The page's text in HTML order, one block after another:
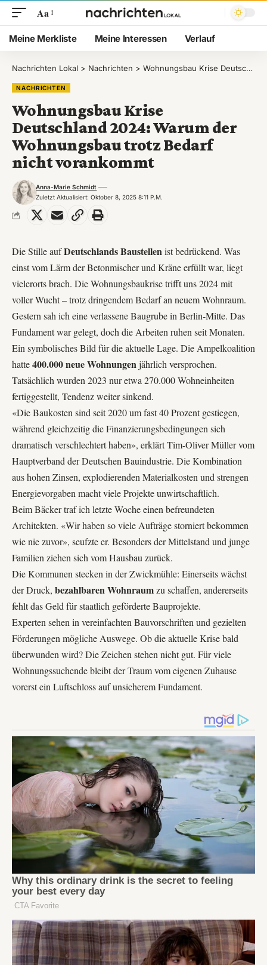
Aa
Meine Merkliste Meine Interessen Verlauf
Nachrichten Lokal > Nachrichten > Wohnungsbau Krise Deutschland 2024: Warum der Wohnungsbau trotz Bedarf nicht vorankommt
NACHRICHTEN
Wohnungsbau Krise
Deutschland 2024: Warum der
Wohnungsbau trotz Bedarf
nicht vorankommt
Zuletzt Aktualisiert: Oktober 8, 2025 8:11 P.m.
Anna-Marie Schmidt
Die Stille aufDeutschlands Baustellenist bedrückend. Was
einst vom Lärm der Betonmischer und Kräne erfüllt war, liegt
vielerorts brach. Die Wohnungsbaukrise trifft uns 2024 mit
voller Wucht – trotz dringendem Bedarf an neuem Wohnraum.
Gestern sah ich eine verlassene Baugrube in Berlin-Mitte. Das
Fundament war gelegt, doch die Arbeiten ruhen seit Monaten.
Ein symbolisches Bild für die aktuelle Lage. Die Ampelkoalition
hatte400.000 neue Wohnungenjährlich versprochen.
Tatsächlich wurden 2023 nur etwa 270.000 Wohneinheiten
fertiggestellt, Tendenz weiter sinkend.
«Die Baukosten sind seit 2020 um fast 40 Prozent gestiegen,
während gleichzeitig die Finanzierungsbedingungen sich
dramatisch verschlechtert haben», erklärtTim-Oliver Müller vom
Hauptverband der Deutschen Bauindustrie. Die Kombination
aus hohen Zinsen, explodierenden Materialkosten und strengen
Energievorgaben macht viele Projekte unwirtschaftlich.
Beim Bäcker traf ich letzte Woche einen befreundeten
Architekten. «Wir haben so viele Aufträge storniert bekommen
wie nie zuvor», seufzte er. Besonders der Mittelstand und junge
Familien ziehen sich vom Hausbau zurück.
Die Kommunen stecken in der Zwickmühle: Einerseits wächst
der Druck, bezahlbaren Wohnraumzu schaffen, andererseits
fehlt das Geld für staatlich geförderte Bauprojekte.
Experten sehen in vereinfachten Bauvorschriften und gezielten
Förderungen mögliche Auswege. Ob die aktuelle Krise bald
überwunden wird? Die Zeichen stehen nicht gut. Für viele
Wohnungssuchende bleibt der Traum vom eigenen Zuhause
vorerst ein Luftschloss auf unsicherem Fundament.